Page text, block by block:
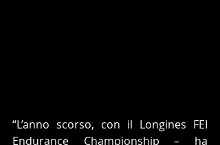
“L’anno scorso, con il Longines FEI
Endurance Championship – ha